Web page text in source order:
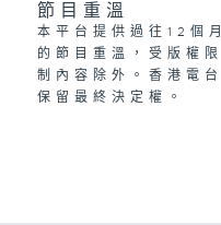
節目重溫
本平台提供過往12個月
的節目重溫，受版權限
制內容除外。香港電台
保留最終決定權。